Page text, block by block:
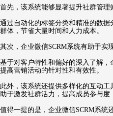
首先，该系统能够显著提升社群管理
通过自动化的标签分类和精准的数
群体，节省大量时间和人力成本。
其次，企业微信SCRM系统有助于实
基于对客户特性和偏好的深入了解，
提高营销活动的针对性和有效性。
此外，该系统还提供多样化的互动
助于激发社群活力，提高成员参与度
值得一提的是，企业微信SCRM系统